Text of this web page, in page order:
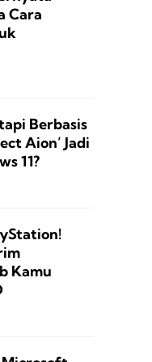
Cara
Berbasis
Aion’ Jadi
11?
Kamu